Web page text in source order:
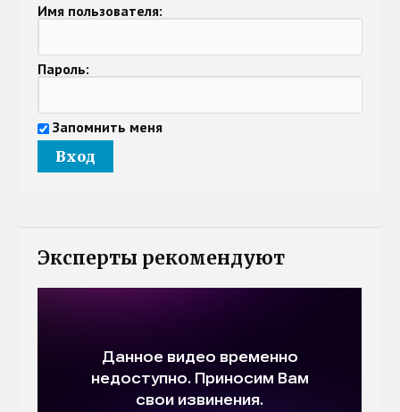
Имя пользователя:
Пароль:
Запомнить меня
Эксперты рекомендуют